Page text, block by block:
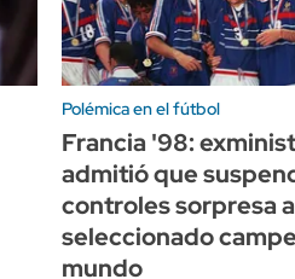
Polémica en el fútbol
Francia '98:
admitió que
controles sorpresa
seleccionado
mundo